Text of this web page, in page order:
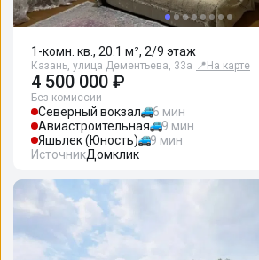
1-комн. кв., 20.1 м², 2/9 этаж
Казань, улица Дементьева, 33а 📍 На карте
4 500 000 ₽
Без комиссии
Северный вокзал
6 мин
Авиастроительная
9 мин
Яшьлек (Юность)
9 мин
ИсточникДомклик